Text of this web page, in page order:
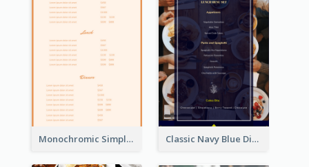
Monochromic Simple Menu Design Inspiration Classic Navy Blue Dinner Menu Design Inspirations